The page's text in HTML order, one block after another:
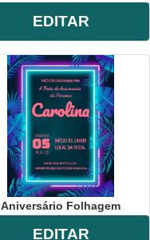
EDITAR
Aniversário Folhagem
EDITAR